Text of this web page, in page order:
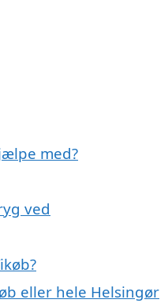
med?
ved
eller hele Helsingør